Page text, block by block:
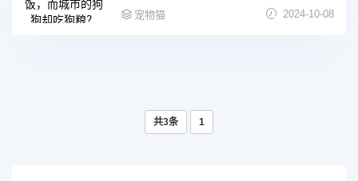
宠物猫 2024-10-08
共3条 1